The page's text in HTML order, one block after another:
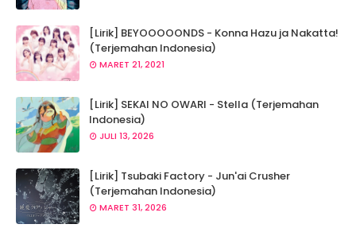
[Lirik] BEYOOOOONDS - Konna Hazu ja Nakatta!
(Terjemahan Indonesia)
MARET 21, 2021
[Lirik] SEKAI NO OWARI - Stella (Terjemahan
Indonesia)
JULI 13, 2026
[Lirik] Tsubaki Factory - Jun'ai Crusher
(Terjemahan Indonesia)
MARET 31, 2026